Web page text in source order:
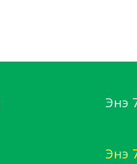
Энэ
Энэ